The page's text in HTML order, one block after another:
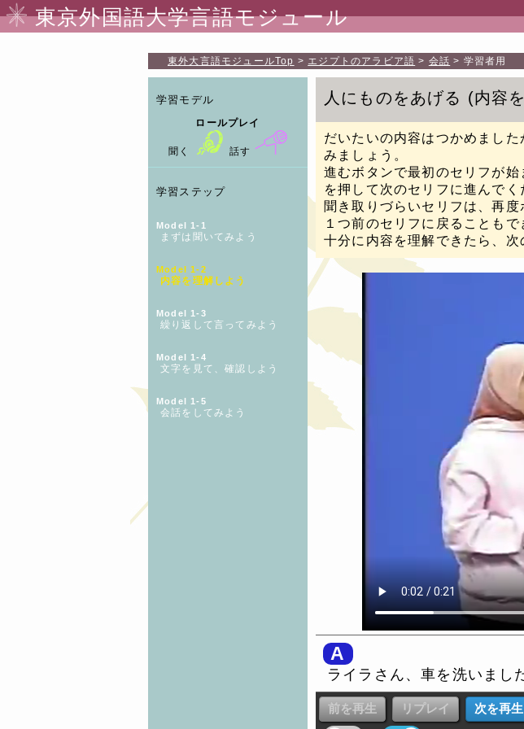
東京外国語大学言語モジュール
東外大言語モジュールTop エジプトのアラビア語 会話 学習者用
学習モデル
ロールプレイ
聞く 話す
学習ステップ
Model 1-1
まずは聞いてみよう
Model 1-2
内容を理解しよう
Model 1-3
繰り返して言ってみよう
Model 1-4
文字を見て、確認しよう
Model 1-5
会話をしてみよう
人にものをあげる 内容
だいたいの内容はつかめまし
みましょう。
進むボタンで最初のセリフが
を押して次のセリフに進んでく
聞き取りづらいセリフは、再
１つ前のセリフに戻ることもで
十分に内容を理解できたら、次
A
ライラさん、車を洗いまし